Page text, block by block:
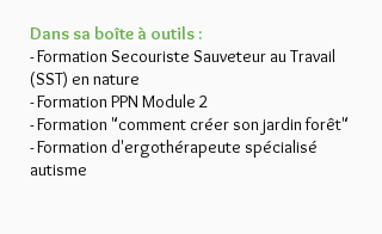
Dans sa boîte à outils :
- Formation Secouriste Sauveteur au Travail
(SST) en nature
- Formation PPN Module 2
- Formation "comment créer son jardin forêt"
- Formation d'ergothérapeute spécialisé
autisme